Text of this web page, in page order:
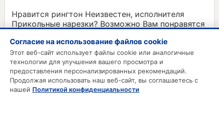
Нравится рингтон Неизвестен, исполнителя
Прикольные нарезки? Возможно Вам понравятся
Нарезки из российских фильмов
MP3 РИНГТОНЫ
Согласие на использование файлов cookie
Этот веб-сайт использует файлы cookie или аналогичные
технологии для улучшения вашего просмотра и
предоставления персонализированных рекомендаций.
Продолжая использовать наш веб-сайт, вы соглашаетесь с
нашей Политикой конфиденциальности